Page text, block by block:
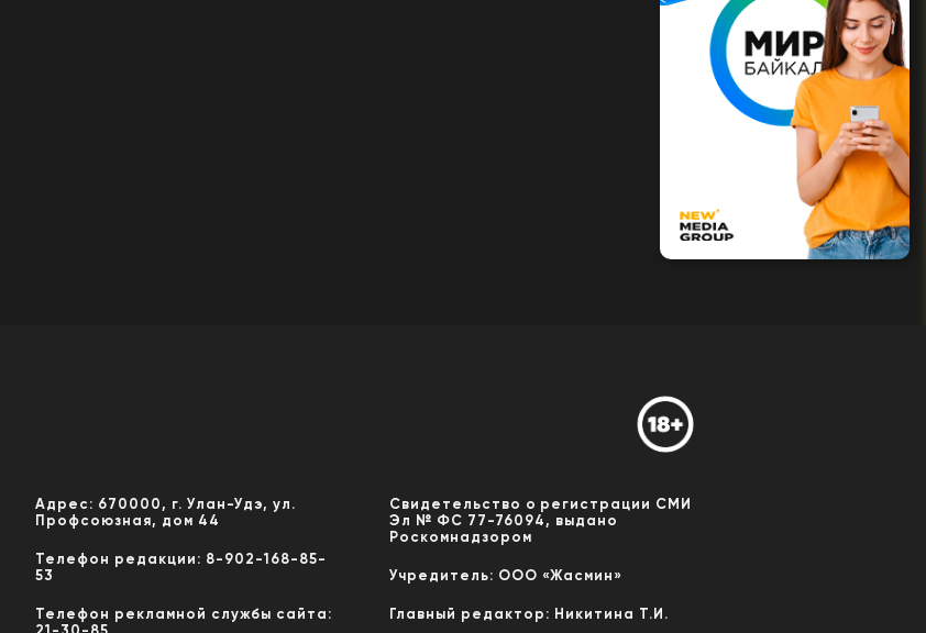
Адрес: 670000, г. Улан-Удэ, ул.
Профсоюзная, дом 44
Телефон редакции: 8-902-168-85-
53
Телефон рекламной службы сайта:
Свидетельство о регистрации СМИ
Эл № ФС 77-76094, выдано
Роскомнадзором
Учредитель: ООО «Жасмин»
Главный редактор: Никитина Т.И.